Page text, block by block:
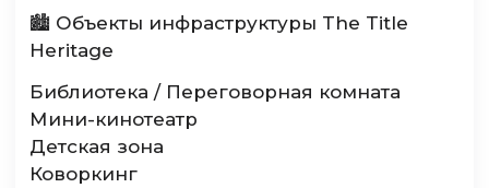
🏙️ Объекты инфраструктуры The Title
Heritage
Библиотека / Переговорная комната
Мини-кинотеатр
Детская зона
Коворкинг